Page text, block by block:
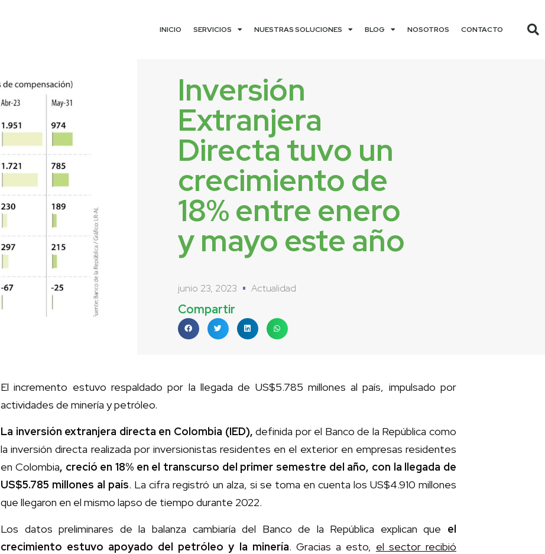
INICIO SERVICIOS NUESTRAS SOLUCIONES BLOG NOSOTROS CONTACTO
Inversión
Extranjera
Directa tuvo un
crecimiento de
18% entre enero
y mayo este año
junio 23, 2023 Actualidad
Compartir
El incremento estuvo respaldado por la llegada de US$5.785 millones al país, impulsado por
actividades de minería y petróleo.
La inversión extranjera directa en Colombia (IED),definida por el Banco de la República como
la inversión directa realizada por inversionistas residentes en el exterior en empresas residentes
en Colombia, creció en 18% en el transcurso del primer semestre del año, con la llegada de
US$5.785 millones al país. La cifra registró un alza, si se toma en cuenta los US$4.910 millones
que llegaron en el mismo lapso de tiempo durante 2022.
Los datos preliminares de la balanza cambiaría del Banco de la República explican que el
crecimiento estuvo apoyado del petróleo y la minería. Gracias a esto, el sector recibió